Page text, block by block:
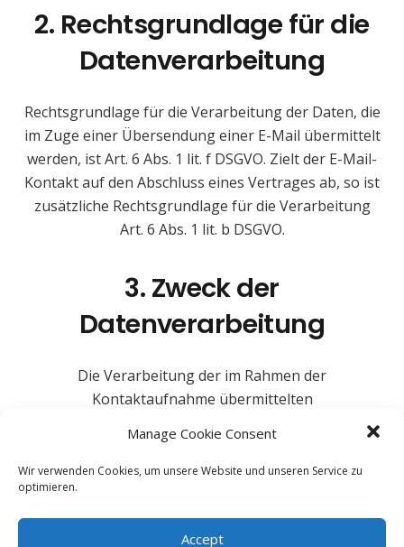
Manage Cookie Consent
Wir verwenden Cookies, um unsere Website und unseren Service zu
optimieren.
Accept
2. Rechtsgrundlage für die
Datenverarbeitung
Rechtsgrundlage für die Verarbeitung der Daten, die
im Zuge einer Übersendung einer E-Mail übermittelt
werden, ist Art. 6 Abs. 1 lit. f DSGVO. Zielt der E-Mail-
Kontakt auf den Abschluss eines Vertrages ab, so ist
zusätzliche Rechtsgrundlage für die Verarbeitung
Art. 6 Abs. 1 lit. b DSGVO.
3. Zweck der
Datenverarbeitung
Die Verarbeitung der im Rahmen der
Kontaktaufnahme übermittelten
Bearbeitung der Kontaktaufnahme. Hierin liegt auch
das erforderliche berechtigte Interesse an der